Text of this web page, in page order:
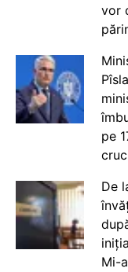
vor
pe
De
Mi-